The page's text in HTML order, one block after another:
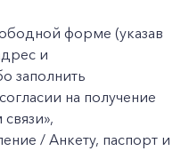
форме (указав
и
заполнить
на получение
/ Анкету, паспорт и